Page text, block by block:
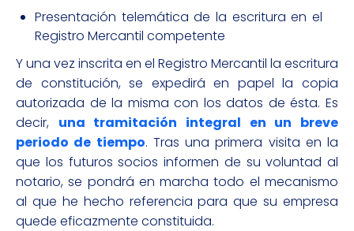
Presentación telemática de la escritura en el
Registro Mercantil competente
Y una vez inscrita en el Registro Mercantil la escritura
de constitución, se expedirá en papel la copia
autorizada de la misma con los datos de ésta. Es
decir, una tramitación integral en un breve
periodo de tiempo. Tras una primera visita en la
que los futuros socios informen de su voluntad al
notario, se pondrá en marcha todo el mecanismo
al que he hecho referencia para que su empresa
quede eficazmente constituida.